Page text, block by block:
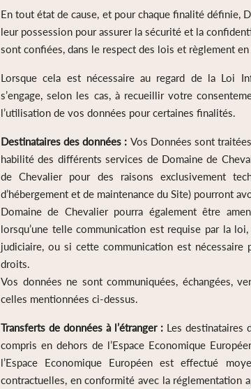
En tout état de cause, et pour chaque finalité définie,
leur possession pour assurer la sécurité et la
sont confiées, dans le respect des lois et règlement
Lorsque cela est nécessaire au regard de la Loi
s’engage, selon les cas, à recueillir votre
l’utilisation de vos données pour certaines finalités.
Destinataires des données : Vos Données sont
habilité des différents services de Domaine de
de Chevalier pour des raisons exclusivement
d’hébergement et de maintenance du Site) pourront
Domaine de Chevalier pourra également être
lorsqu’une telle communication est requise par la
judiciaire, ou si cette communication est
droits.
Vos données ne sont communiquées, échangées,
celles mentionnées ci-dessus.
Transferts de données à l’étranger : Les destinataires
compris en dehors de l’Espace Economique
l’Espace Economique Européen est effectué
contractuelles, en conformité avec la réglementation